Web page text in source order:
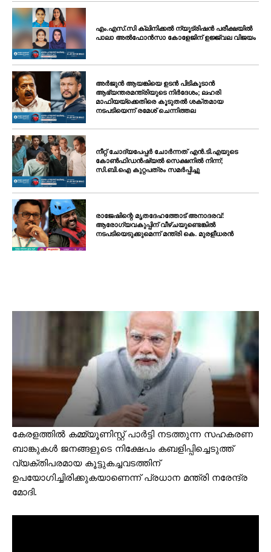
എം.എസ്.സി ക്ലിനിക്കൽ ന്യൂട്രിഷൻ പരീക്ഷയിൽ
പാലാ അൽഫോൻസാ കോളേജിന് ഉജ്ജ്വല വിജയം
അർജുൻ ആയങ്കിയെ ഉടൻ പിടികൂടാൻ
ആഭ്യന്തരമന്ത്രിയുടെ നിർദേശം; ലഹരി
മാഫിയയ്ക്കെതിരെ കൂടുതൽ ശക്തമായ
നടപടിയെന്ന് രമേശ് ചെന്നിത്തല
നീറ്റ് ചോദ്യപേപ്പർ ചോർന്നത് എൻ.ടി.എയുടെ
കോൺഫിഡൻഷ്യൽ സെക്ഷനിൽ നിന്ന്;
സി.ബി.ഐ കുറ്റപത്രം സമർപ്പിച്ചു
രാജേഷിന്റെ മൃതദേഹത്തോട് അനാദരവ്:
ആരോഗ്യവകുപ്പിന് വീഴ്ചയുണ്ടെങ്കിൽ
നടപടിയെടുക്കുമെന്ന് മന്ത്രി കെ. മുരളീധരൻ
കേരളത്തിൽ കമ്മ്യൂണിസ്റ്റ് പാർട്ടി നടത്തുന്ന സഹകരണ
ബാങ്കുകൾ ജനങ്ങളുടെ നിക്ഷേപം കബളിപ്പിച്ചെടുത്ത്
വ്യക്തിപരമായ കൂട്ടുകച്ചവടത്തിന്
ഉപയോഗിച്ചിരിക്കുകയാണെന്ന് പ്രധാന മന്ത്രി നരേന്ദ്ര
മോദി.